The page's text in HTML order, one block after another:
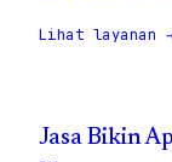
Lihat layanan
Jasa Bikin